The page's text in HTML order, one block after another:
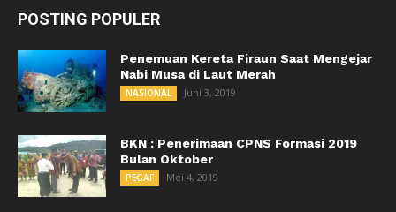
POSTING POPULER
Penemuan Kereta Firaun Saat Mengejar
Nabi Musa di Laut Merah
NASIONAL Juni 3, 2019
BKN : Penerimaan CPNS Formasi 2019
Bulan Oktober
PEGAF Mei 4, 2019